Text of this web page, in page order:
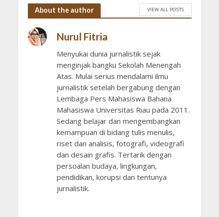
About the author VIEW ALL POSTS
Nurul Fitria
Menyukai dunia jurnalistik sejak
menginjak bangku Sekolah Menengah
Atas. Mulai serius mendalami ilmu
jurnalistik setelah bergabung dengan
Lembaga Pers Mahasiswa Bahana
Mahasiswa Universitas Riau pada 2011.
Sedang belajar dan mengembangkan
kemampuan di bidang tulis menulis,
riset dan analisis, fotografi, videografi
dan desain grafis. Tertarik dengan
persoalan budaya, lingkungan,
pendidikan, korupsi dan tentunya
jurnalistik.